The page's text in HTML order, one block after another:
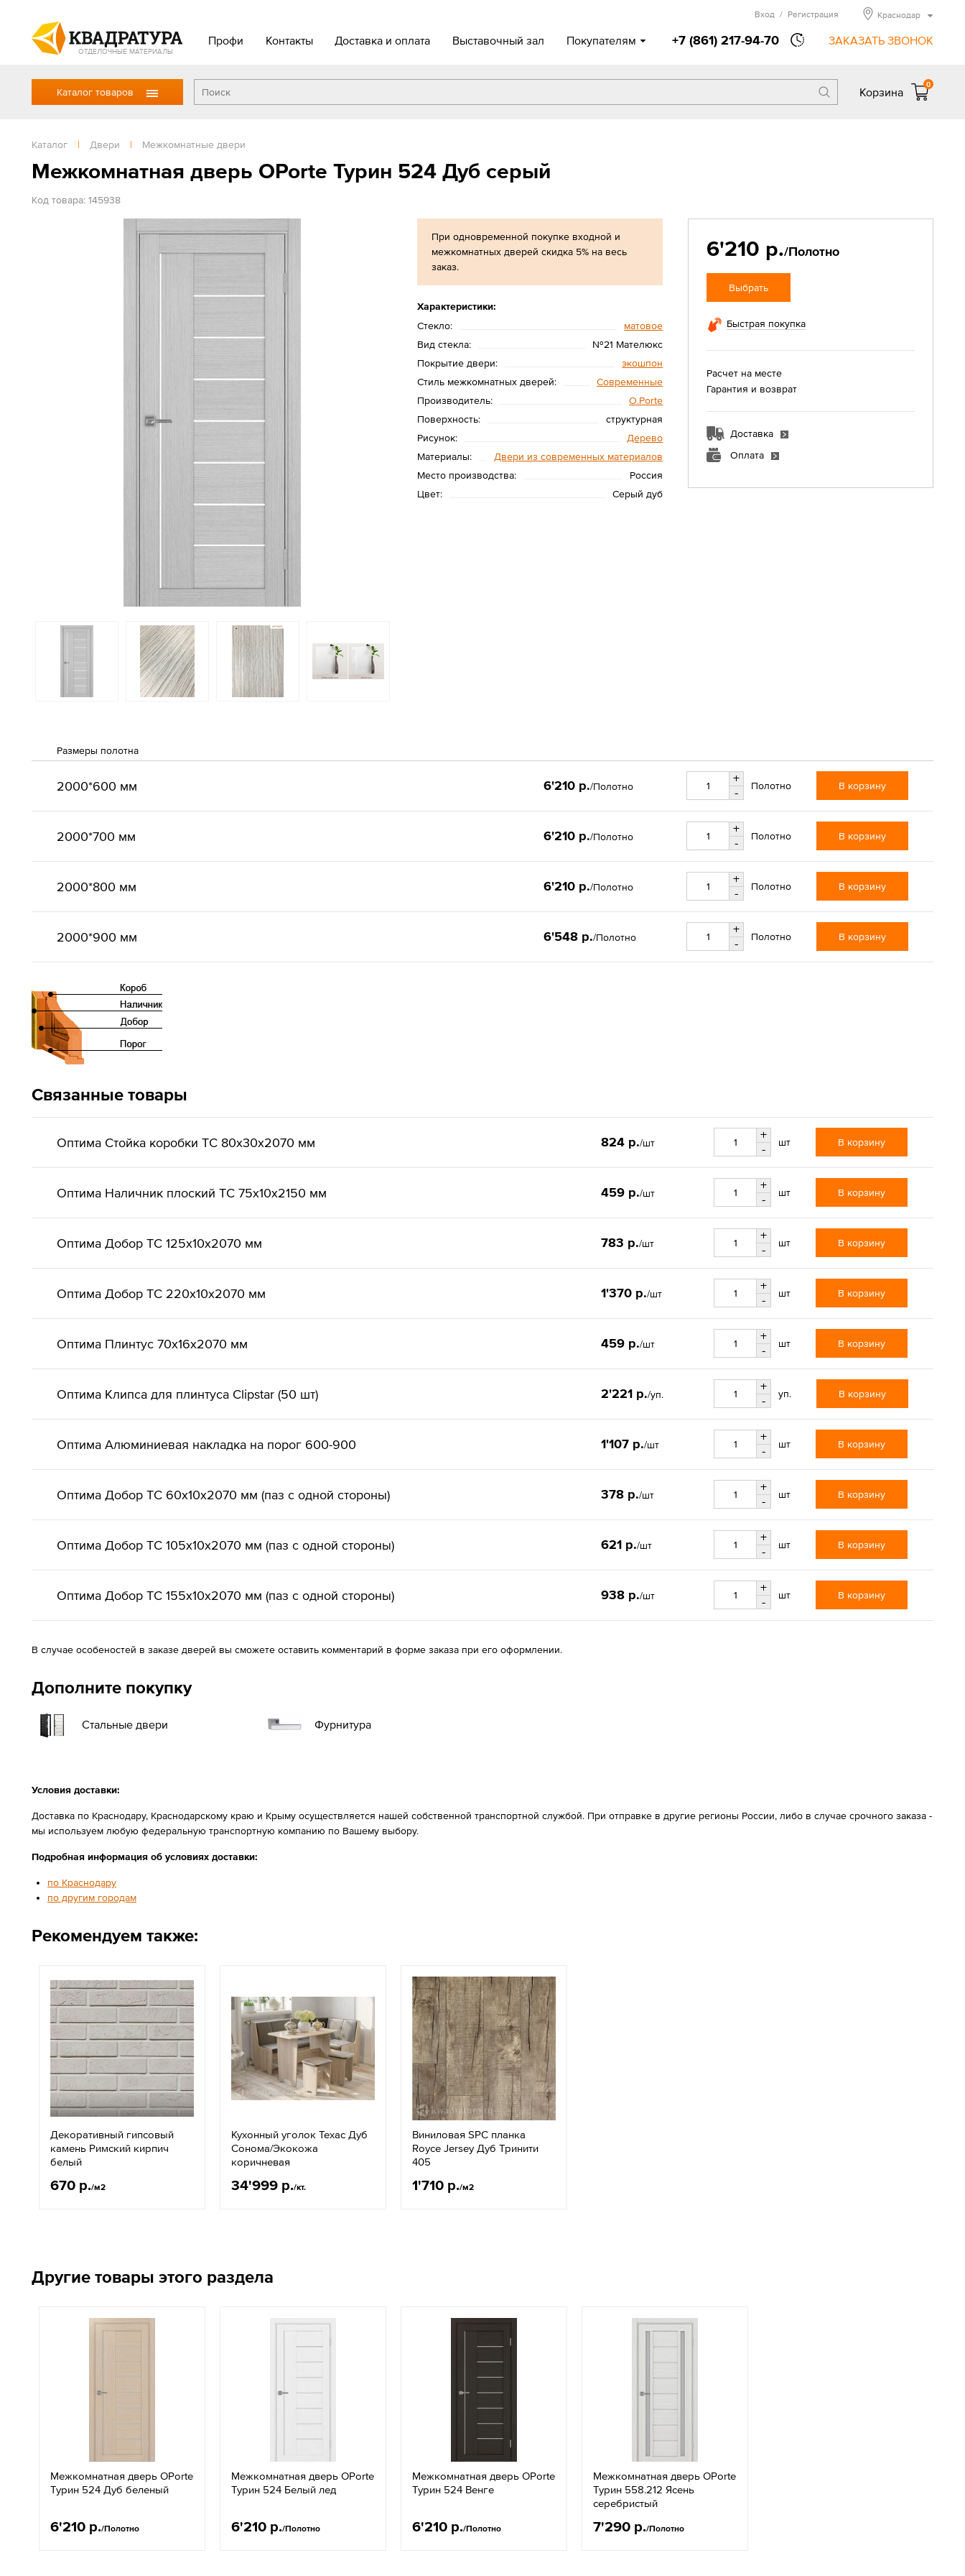
ОТДЕЛОЧНЫЕ МАТЕРИАЛЫ
Профи Контакты Доставка и оплата Выставочный зал Покупателям +7 (861) 217-94-70 ЗАКАЗАТЬ ЗВОНОК
Вход / Регистрация Краснодар
Каталог товаров Корзина
0
Каталог | Двери | Межкомнатные двери
Межкомнатная дверь OPorte Турин 524 Дуб серый
Код товара: 145938
При одновременной покупке входной и
межкомнатных дверей скидка 5% на весь
заказ.
Характеристики:
Стекло:
матовое
Вид стекла:
№21 Мателюкс
Покрытие двери:
экошпон
Стиль межкомнатных дверей:
Современные
Производитель:
O.Porte
Поверхность:
структурная
Рисунок:
Дерево
Материалы:
Двери из современных материалов
Место производства:
Россия
Цвет:
Серый дуб
6'210 р./Полотно
Выбрать
Быстрая покупка
Расчет на месте
Гарантия и возврат
Доставка
Оплата
Размеры полотна
2000*600 мм 6'210 р./Полотно
+
-
Полотно В корзину
2000*700 мм 6'210 р./Полотно
+
-
Полотно В корзину
2000*800 мм 6'210 р./Полотно
+
-
Полотно В корзину
2000*900 мм 6'548 р./Полотно
+
-
Полотно В корзину
Связанные товары
Оптима Стойка коробки ТС 80х30х2070 мм 824 р./шт
+
-
шт В корзину
Оптима Наличник плоский ТС 75х10х2150 мм 459 р./шт
+
-
шт В корзину
Оптима Добор ТС 125х10х2070 мм 783 р./шт
+
-
шт В корзину
Оптима Добор ТС 220х10х2070 мм 1'370 р./шт
+
-
шт В корзину
Оптима Плинтус 70х16х2070 мм 459 р./шт
+
-
шт В корзину
Оптима Клипса для плинтуса Clipstar (50 шт) 2'221 р./уп.
+
-
уп. В корзину
Оптима Алюминиевая накладка на порог 600-900 1'107 р./шт
+
-
шт В корзину
Оптима Добор ТС 60х10х2070 мм (паз с одной стороны) 378 р./шт
+
-
шт В корзину
Оптима Добор ТС 105х10х2070 мм (паз с одной стороны) 621 р./шт
+
-
шт В корзину
Оптима Добор ТС 155х10х2070 мм (паз с одной стороны) 938 р./шт
+
-
шт В корзину
В случае особеностей в заказе дверей вы сможете оставить комментарий в форме заказа при его оформлении.
Дополните покупку
Стальные двери Фурнитура
Условия доставки:
Доставка по Краснодару, Краснодарскому краю и Крыму осуществляется нашей собственной транспортной службой. При отправке в другие регионы России, либо в случае срочного заказа -
мы используем любую федеральную транспортную компанию по Вашему выбору.
Подробная информация об условиях доставки:
по Краснодару
по другим городам
Рекомендуем также:
Декоративный гипсовый
камень Римский кирпич
белый
670 р./м2
Кухонный уголок Техас Дуб
Сонома/Экокожа
коричневая
34'999 р./кт.
Виниловая SPC планка
Royce Jersey Дуб Тринити
405
1'710 р./м2
Другие товары этого раздела
Межкомнатная дверь OPorte
Турин 524 Дуб беленый
6'210 р./Полотно
Межкомнатная дверь OPorte
Турин 524 Белый лед
6'210 р./Полотно
Межкомнатная дверь OPorte
Турин 524 Венге
6'210 р./Полотно
Межкомнатная дверь OPorte
Турин 558.212 Ясень
серебристый
7'290 р./Полотно